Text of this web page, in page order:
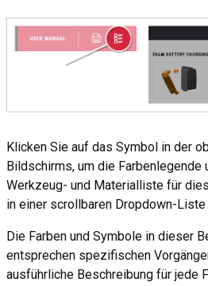
Klicken Sie auf das Symbol in der
Bildschirms, um die Farbenlegende
Werkzeug- und Materialliste für
in einer scrollbaren Dropdown-Liste
Die Farben und Symbole in dieser
entsprechen spezifischen
ausführliche Beschreibung für jede